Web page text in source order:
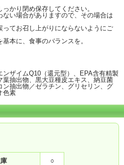
かり閉め保存してください。
い場合がありますので、その場合は
てお召し上がりにならないようにご
本に、食事のバランスを。
ザイムQ10（還元型）、EPA含有精製
抽出物、黒大豆種皮エキス、納豆菌
抽出物／ゼラチン、グリセリン、グ
色素
○